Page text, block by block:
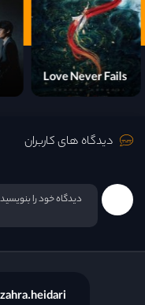
قسمت 22
قسمت 23
قسمت 25
قسمت 26
Love Never Fails
دیدگاه های کاربران
zahra.heidari